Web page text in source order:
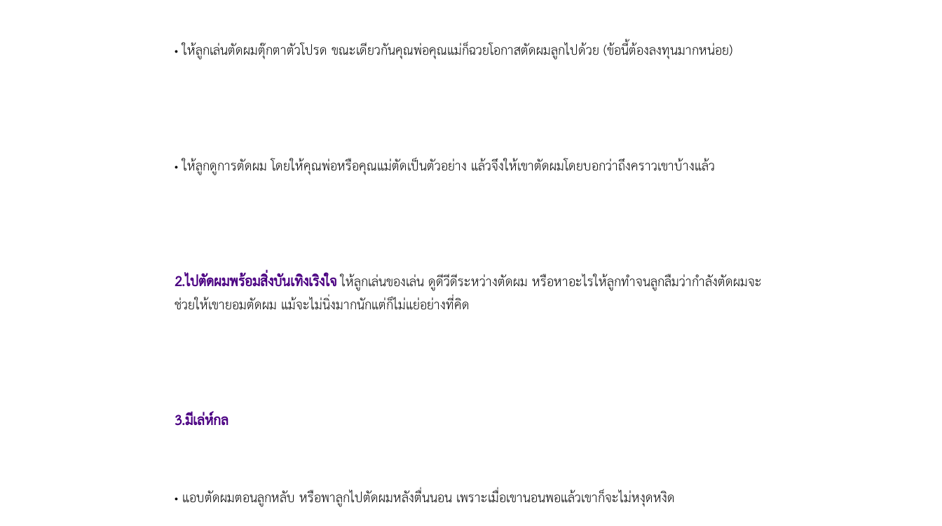
•ให้ลูกเล่นตัดผมตุ๊กตาตัวโปรด ขณะเดียวกันคุณพ่อคุณแม่ก็ฉวยโอกาสตัดผมลูกไปด้วย (ข้อนี้ต้องลงทุนมากหน่อย)
•ให้ลูกดูการตัดผม โดยให้คุณพ่อหรือคุณแม่ตัดเป็นตัวอย่าง แล้วจึงให้เขาตัดผมโดยบอกว่าถึงคราวเขาบ้างแล้ว
2.ไปตัดผมพร้อมสิ่งบันเทิงเริงใจให้ลูกเล่นของเล่น ดูดีวีดีระหว่างตัดผม หรือหาอะไรให้ลูกทำจนลูกลืมว่ากำลังตัดผมจะ
ช่วยให้เขายอมตัดผม แม้จะไม่นิ่งมากนักแต่ก็ไม่แย่อย่างที่คิด
3.มีเล่ห์กล
• แอบตัดผมตอนลูกหลับ หรือพาลูกไปตัดผมหลังตื่นนอน เพราะเมื่อเขานอนพอแล้วเขาก็จะไม่หงุดหงิด